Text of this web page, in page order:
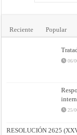
Reciente Popular
06/
25/
RESOLUCIÓN 2625